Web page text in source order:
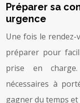
Préparer sa
urgence
Une fois le
préparer pour
prise en
nécessaires à
gagner du temps et